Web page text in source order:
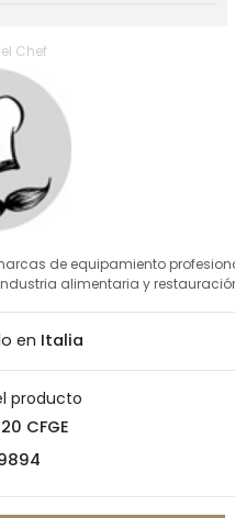
Chef
de equipamiento
alimentaria y
en Italia
producto
CFGE